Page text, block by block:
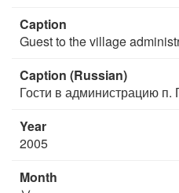
Caption
Guest to the village
Caption (Russian)
Гости в администрацию п.
Year
2005
Month